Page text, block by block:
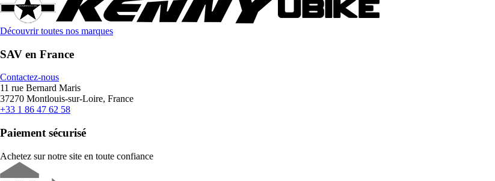
Découvrir toutes nos marques
SAV en France
Contactez-nous
11 rue Bernard Maris
37270 Montlouis-sur-Loire, France
+33 1 86 47 62 58
Paiement sécurisé
Achetez sur notre site en toute confiance